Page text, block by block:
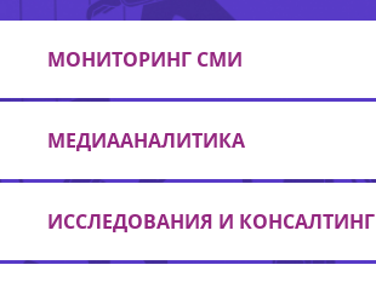
МОНИТОРИНГ СМИ
МЕДИААНАЛИТИКА
ИССЛЕДОВАНИЯ И КОНСАЛТИНГ